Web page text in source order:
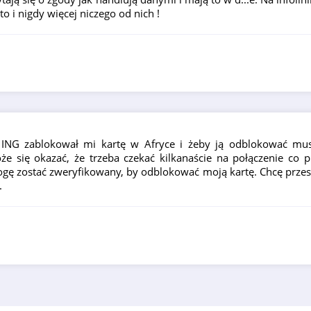
i nigdy więcej niczego od nich !
zablokował mi kartę w Afryce i żeby ją odblokować
okazać, że trzeba czekać kilkanaście na połączenie co
zostać zweryfikowany, by odblokować moją kartę. Chcę